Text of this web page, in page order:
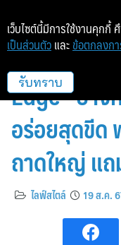
พี่ฮัทจัดพิซซ่า
Edge” บา
อร่อยสุดขีด
ถาดใหญ่ แ
ไลฟ์สไตล์ 19 ส.ค.
เว็บไซต์นี้มีการใช้งานคุกกี้
เป็นส่วนตัว และ ข้อตกลงก
รับทราบ